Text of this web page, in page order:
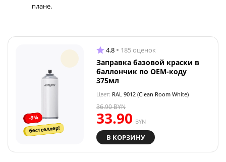
плане.
-9%
бестселлер!
4.8 185 оценок
Заправка базовой краски в
баллончик по OEM-коду
375мл
Цвет: RAL 9012 (Clean Room White)
33.90 BYN
36.90BYN
В КОРЗИНУ